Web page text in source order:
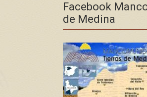
Facebook
de Medina